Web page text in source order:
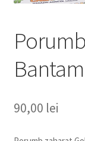
90,00 lei